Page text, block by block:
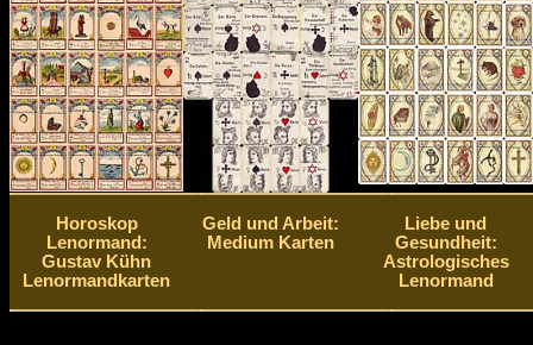
Horoskop
Lenormand:
Gustav Kühn
Lenormandkarten
Geld und Arbeit:
Medium Karten
Liebe und
Gesundheit:
Astrologisches
Lenormand